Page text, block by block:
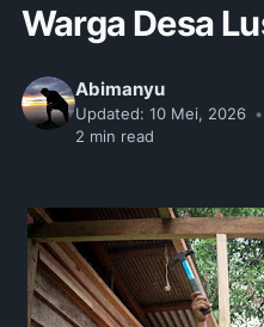
Warga Desa
Abimanyu
Updated: 10 Mei, 2026 •
2 min read